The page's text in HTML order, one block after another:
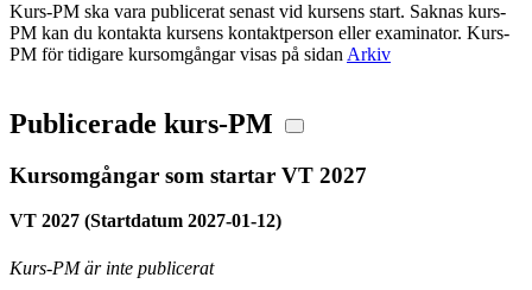
Kurs-PM ska vara publicerat senast vid kursens start. Saknas kurs-
PM kan du kontakta kursens kontaktperson eller examinator. Kurs-
PM för tidigare kursomgångar visas på sidan Arkiv
Publicerade kurs-PM
Kursomgångar som startar VT 2027
VT 2027 (Startdatum 2027-01-12)
Kurs-PM är inte publicerat